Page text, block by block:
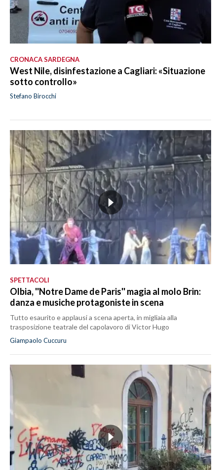
CRONACA SARDEGNA
West Nile, disinfestazione a Cagliari: «Situazione
sotto controllo»
Stefano Birocchi
SPETTACOLI
Olbia, ''Notre Dame de Paris'' magia al molo Brin:
danza e musiche protagoniste in scena
Tutto esaurito e applausi a scena aperta, in migliaia alla
trasposizione teatrale del capolavoro di Victor Hugo
Giampaolo Cuccuru